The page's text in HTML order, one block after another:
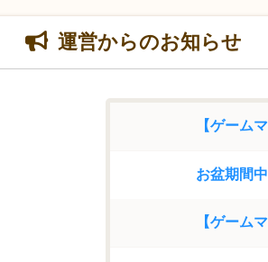
運営からのお知らせ
お盆期間